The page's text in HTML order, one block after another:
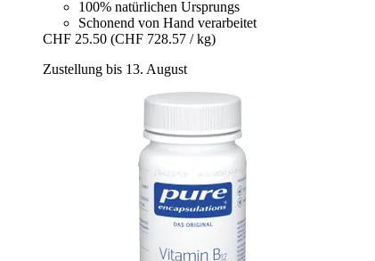
100% natürlichen Ursprungs
Schonend von Hand verarbeitet
CHF 25.50 (CHF 728.57 / kg)
Zustellung bis 13. August